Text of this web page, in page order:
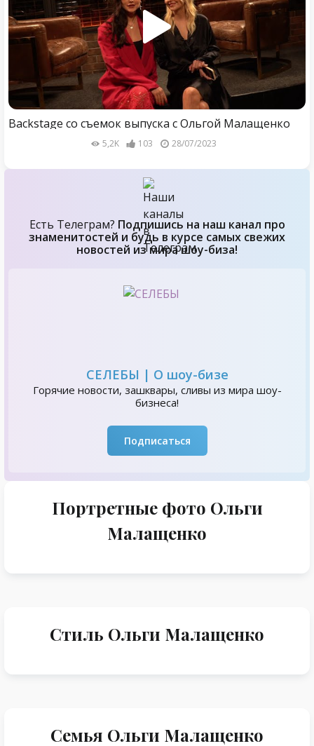
Backstage со съемок выпуска с Ольгой Малащенко
5,2K 103 28/07/2023
Есть Телеграм? Подпишись на наш канал про
знаменитостей и будь в курсе самых свежих
новостей из мира шоу-биза!
СЕЛЕБЫ | О шоу-бизе
Горячие новости, зашквары, сливы из мира шоу-
бизнеса!
Подписаться
Портретные фото Ольги
Малащенко
Стиль Ольги Малащенко
Семья Ольги Малащенко